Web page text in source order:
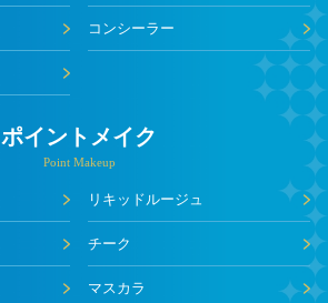
コンシーラー
ポイントメイク
Point Makeup
リキッドルージュ
チーク
マスカラ